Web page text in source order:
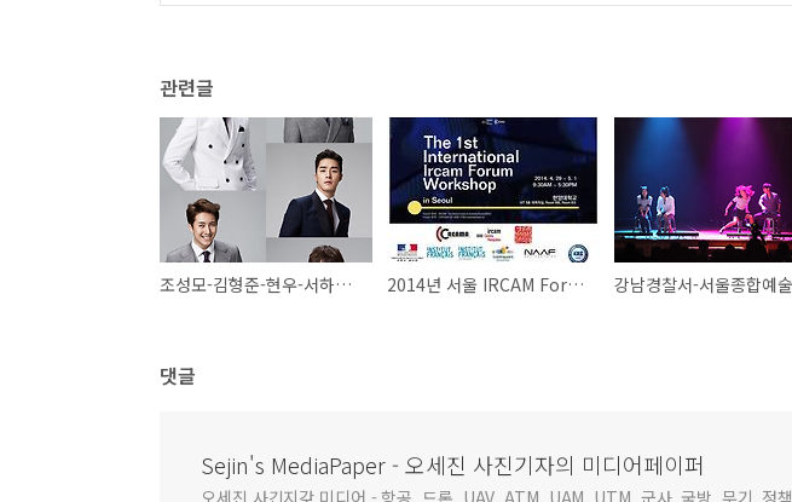
관련글
조성모-김형준-현우-서하준-김기범, 뮤지컬 '카페인' 전격 캐스팅! 2014년 서울 IRCAM Forum이 CREAMA와 IRCAM 공동으로 4월 29일 개최된다.
댓글
Sejin's MediaPaper - 오세진 사진기자의 미디어페이퍼
오세진 사긴지갖 미디어 - 항공, 드론, UAV, ATM, UAM, UTM, 군사, 국방, 무기, 정책